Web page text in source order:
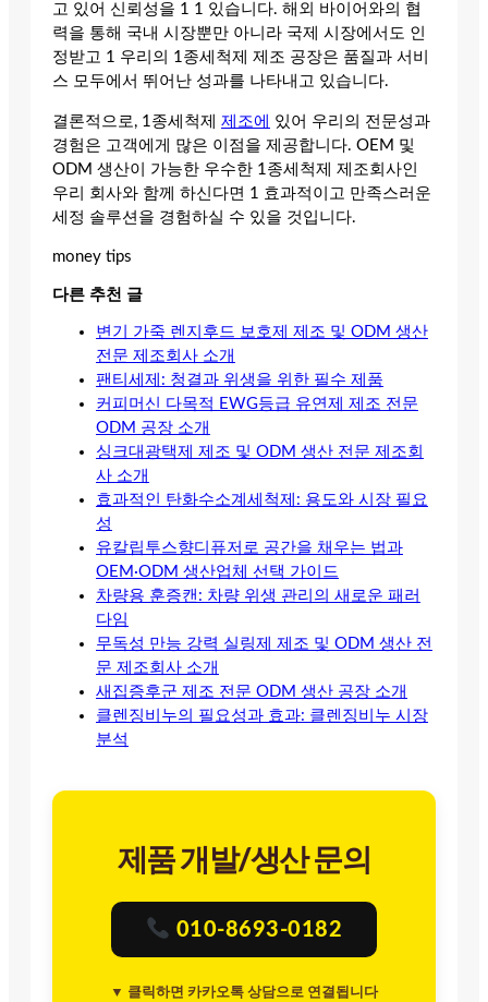
고 있어 신뢰성을 1 1 있습니다. 해외 바이어와의 협
력을 통해 국내 시장뿐만 아니라 국제 시장에서도 인
정받고 1 우리의 1종세척제 제조 공장은 품질과 서비
스 모두에서 뛰어난 성과를 나타내고 있습니다.
결론적으로, 1종세척제 제조에
있어 우리의 전문성과
경험은 고객에게 많은 이점을 제공합니다. OEM 및
ODM 생산이 가능한 우수한 1종세척제 제조회사인
우리 회사와 함께 하신다면 1 효과적이고 만족스러운
세정 솔루션을 경험하실 수 있을 것입니다.
money tips
다른 추천 글
변기 가죽 렌지후드 보호제 제조 및 ODM 생산
전문 제조회사 소개
팬티세제: 청결과 위생을 위한 필수 제품
커피머신 다목적 EWG등급 유연제 제조 전문
ODM 공장 소개
싱크대광택제 제조 및 ODM 생산 전문 제조회
사 소개
효과적인 탄화수소계세척제: 용도와 시장 필요
성
유칼립투스향디퓨저로 공간을 채우는 법과
OEM·ODM 생산업체 선택 가이드
차량용 훈증캔: 차량 위생 관리의 새로운 패러
다임
무독성 만능 강력 실링제 제조 및 ODM 생산 전
문 제조회사 소개
새집증후군 제조 전문 ODM 생산 공장 소개
클렌징비누의 필요성과 효과: 클렌징비누 시장
분석
제품 개발/생산 문의
010-8693-0182
▼ 클릭하면 카카오톡 상담으로 연결됩니다